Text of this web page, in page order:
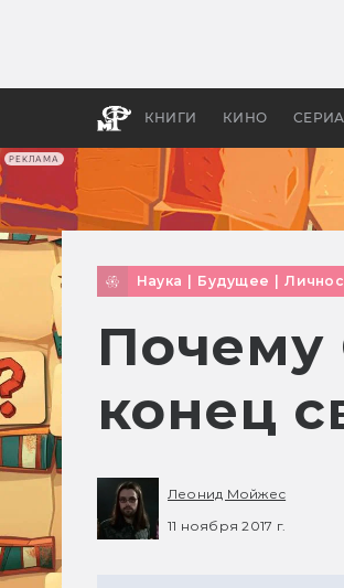
РЕКЛАМА
КНИГИ КИНО
Наука Будущее
Почему
конец
Леонид Мойжес
11 ноября 2017 г.